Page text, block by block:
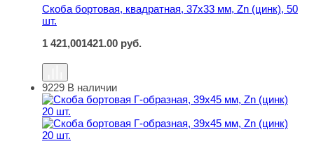
Скоба бортовая, квадратная, 37х33 мм, Zn (цинк), 50
шт.
1 421,001421.00 руб.
Скоба бортовая Г-образная, 39х45 мм, Zn (цинк) 20 шт.
9229 В наличии